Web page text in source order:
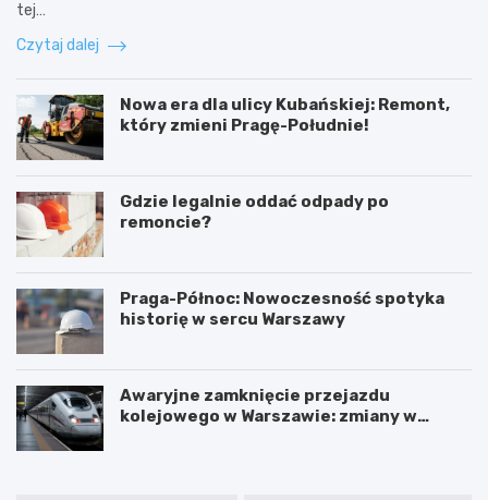
tej…
Czytaj dalej
Nowa era dla ulicy Kubańskiej: Remont,
który zmieni Pragę-Południe!
Gdzie legalnie oddać odpady po
remoncie?
Praga-Północ: Nowoczesność spotyka
historię w sercu Warszawy
Awaryjne zamknięcie przejazdu
kolejowego w Warszawie: zmiany w